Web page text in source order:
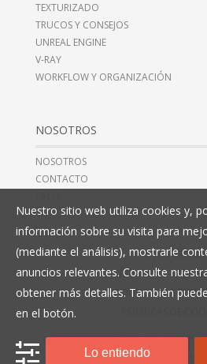
TEXTURIZADO
TRUCOS Y CONSEJOS
UNREAL ENGINE
V-RAY
WORKFLOW Y ORGANIZACIÓN
NOSOTROS
NOSOTROS
CONTACTO
AVISO LEGAL
TÉRMINOS Y
POLÍTICAS DE
© COPYRIGHT 2016, 3D COLLECTIVE,
279. TODOS LOS DERECHOS
Nuestro sitio web utiliza cookies y,
información sobre su visita para
(mediante el análisis), mostrarle
anuncios relevantes. Consulte
obtener más detalles. También
en el botón.
Lo entiendo